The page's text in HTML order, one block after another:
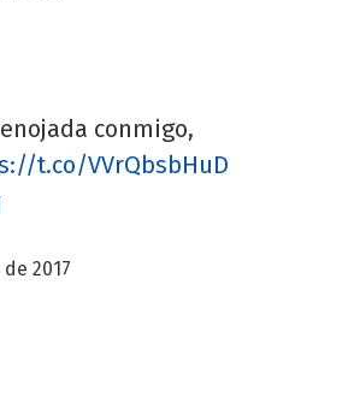
conmigo,
t.co/VVrQbsbHuD
2017